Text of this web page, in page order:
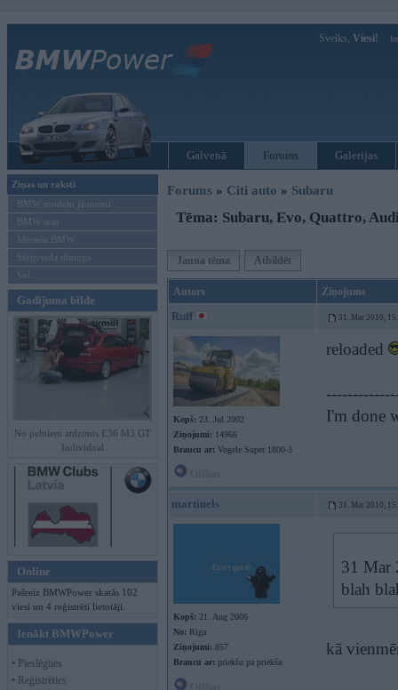
Sveiks, Viesi!
Galvenā Forums Galerijas
Ziņas un raksti
BMW modeļu jaunumi
BMW testi
Mēneša BMW
Sērijveida tūnings
Vel...
Gadījuma bilde
No pelniem atdzimis E36 M3 GT
Individual
Online
Pašreiz BMWPower skatās 102
viesi un 4 reģistrēti lietotāji.
Ienākt BMWPower
• Pieslēgties
• Reģistrēties
Forums » Citi auto » Subaru
Tēma: Subaru, Evo, Quattro,
Jauna tēma Atbildēt
Autors Ziņojums
Ruff 31. Mar 2010,
Kopš: 23. Jul 2002
Ziņojumi: 14966
Braucu ar: Vogele Super 1800-3
reloaded
I'm done
martinels 31. Mar 2010,
Kopš: 21. Aug 2006
No: Rīga
Ziņojumi: 857
Braucu ar: priekšu pa priekšu
31 Mar
blah
kā